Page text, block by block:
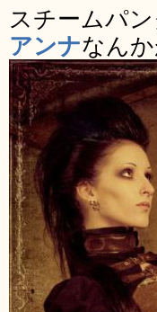
スチームパ
アンナなんか